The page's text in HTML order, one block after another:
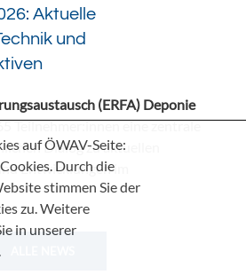
Aktuelle
und
(ERFA) Deponie
Teilnehmer:innen eine zentrale
Dialog zu aktuellen
Entwicklungen im
auf ÖWAV-Seite:
Durch die
stimmen Sie der
zu. Weitere
in unserer